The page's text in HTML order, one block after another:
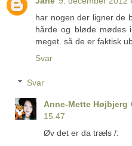
har nogen der ligner de
hårde og bløde mødes
meget. så de er faktisk
Svar
Svar
Anne-Mette Højbjerg
15.47
Øv det er da træls /: